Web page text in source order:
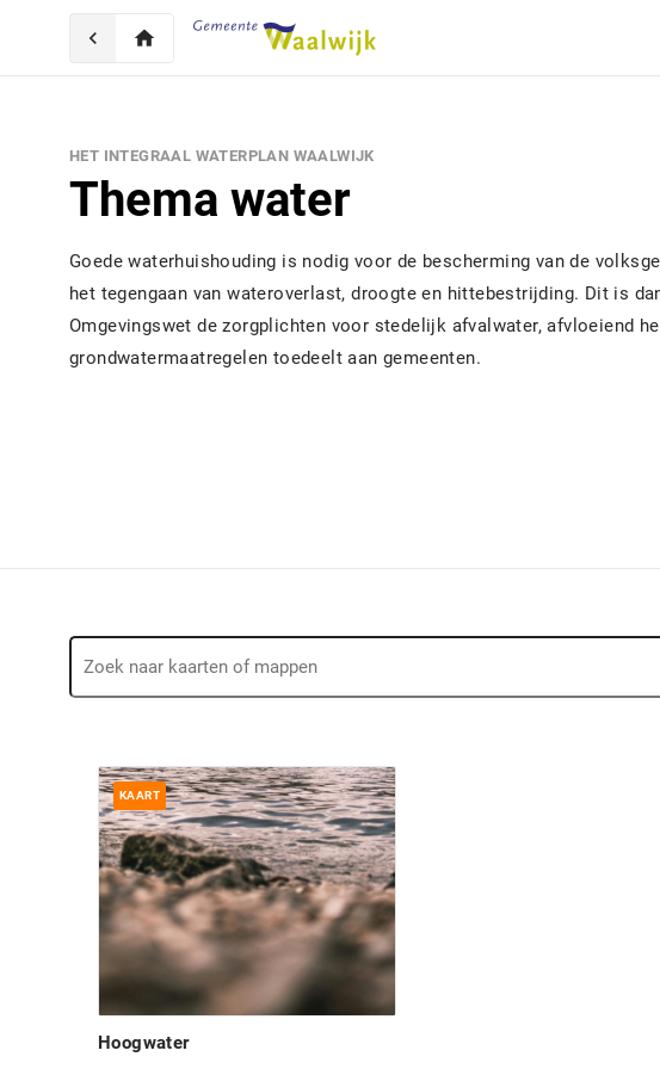
chevron_left home
HET INTEGRAAL WATERPLAN WAALWIJK
Thema water
Goede waterhuishouding is nodig voor de bescherming van de
het tegengaan van wateroverlast, droogte en hittebestrijding. Dit is
Omgevingswet de zorgplichten voor stedelijk afvalwater, afvloeiend
grondwatermaatregelen toedeelt aan gemeenten.
KAART
Hoogwater